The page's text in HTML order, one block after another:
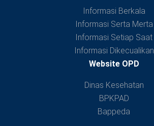
Informasi Berkala
Informasi Serta Merta
Informasi Setiap Saat
Informasi Dikecualikan
Website OPD
Dinas Kesehatan
BPKPAD
Bappeda